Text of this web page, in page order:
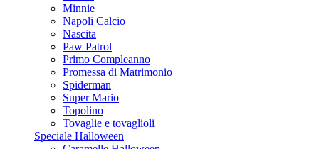
Minnie
Napoli Calcio
Nascita
Paw Patrol
Primo Compleanno
Promessa di Matrimonio
Spiderman
Super Mario
Topolino
Tovaglie e tovaglioli
Speciale Halloween